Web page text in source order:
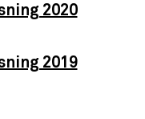
2020
2019